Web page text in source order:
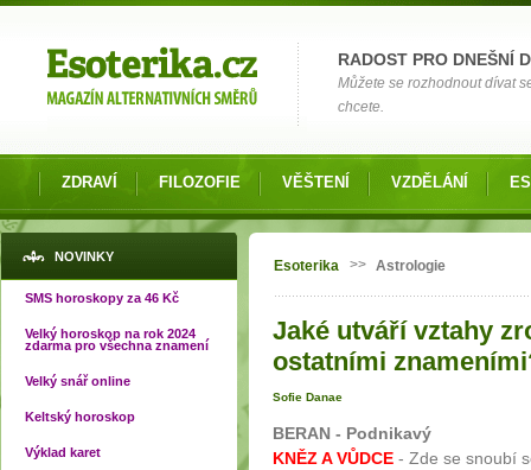
RADOST PRO DNEŠNÍ
Můžete se rozhodnout dívat
chcete.
ZDRAVÍ FILOZOFIE VĚŠTENÍ VZDĚLÁNÍ
NOVINKY
SMS horoskopy za 46 Kč
Velký horoskop na rok 2024
zdarma pro všechna znamení
Velký snář online
Keltský horoskop
Výklad karet
Jste zde
Esoterika >> Astrologie
Jaké utváří vztahy
ostatními
Sofie Danae
BERAN - Podnikavý
KNĚZ A VŮDCE - Zde se snoubí